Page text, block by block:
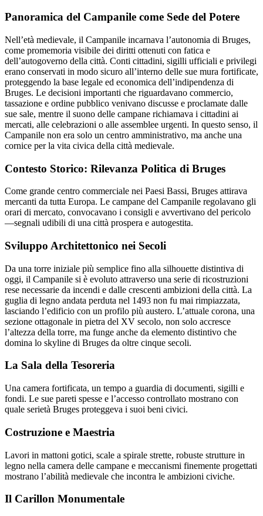
Panoramica del Campanile come Sede del Potere
Nell’età medievale, il Campanile incarnava l’autonomia di Bruges,
come promemoria visibile dei diritti ottenuti con fatica e
dell’autogoverno della città. Conti cittadini, sigilli ufficiali e privilegi
erano conservati in modo sicuro all’interno delle sue mura fortificate,
proteggendo la base legale ed economica dell’indipendenza di
Bruges. Le decisioni importanti che riguardavano commercio,
tassazione e ordine pubblico venivano discusse e proclamate dalle
sue sale, mentre il suono delle campane richiamava i cittadini ai
mercati, alle celebrazioni o alle assemblee urgenti. In questo senso, il
Campanile non era solo un centro amministrativo, ma anche una
cornice per la vita civica della città medievale.
Contesto Storico: Rilevanza Politica di Bruges
Come grande centro commerciale nei Paesi Bassi, Bruges attirava
mercanti da tutta Europa. Le campane del Campanile regolavano gli
orari di mercato, convocavano i consigli e avvertivano del pericolo
—segnali udibili di una città prospera e autogestita.
Sviluppo Architettonico nei Secoli
Da una torre iniziale più semplice fino alla silhouette distintiva di
oggi, il Campanile si è evoluto attraverso una serie di ricostruzioni
rese necessarie da incendi e dalle crescenti ambizioni della città. La
guglia di legno andata perduta nel 1493 non fu mai rimpiazzata,
lasciando l’edificio con un profilo più austero. L’attuale corona, una
sezione ottagonale in pietra del XV secolo, non solo accresce
l’altezza della torre, ma funge anche da elemento distintivo che
domina lo skyline di Bruges da oltre cinque secoli.
La Sala della Tesoreria
Una camera fortificata, un tempo a guardia di documenti, sigilli e
fondi. Le sue pareti spesse e l’accesso controllato mostrano con
quale serietà Bruges proteggeva i suoi beni civici.
Costruzione e Maestria
Lavori in mattoni gotici, scale a spirale strette, robuste strutture in
legno nella camera delle campane e meccanismi finemente progettati
mostrano l’abilità medievale che incontra le ambizioni civiche.
Il Carillon Monumentale